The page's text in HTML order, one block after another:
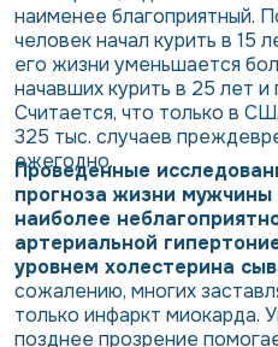
наименее благоприятный.
человек начал курить в 15
его жизни уменьшается
начавших курить в 25 лет
Считается, что только в
325 тыс. случаев
ежегодно.
Проведенные
прогноза жизни мужчины
наиболее
артериальной
уровнем холестерина
сожалению, многих
только инфаркт миокарда.
позднее прозрение